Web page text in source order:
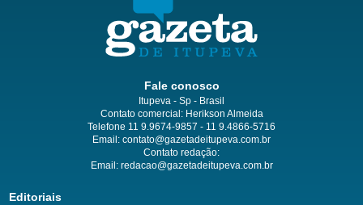
Fale conosco
Itupeva - Sp - Brasil
Contato comercial: Herikson Almeida
Telefone 11 9.9674-9857 - 11 9.4866-5716
Email: contato@gazetadeitupeva.com.br
Contato redação:
Email: redacao@gazetadeitupeva.com.br
Editoriais